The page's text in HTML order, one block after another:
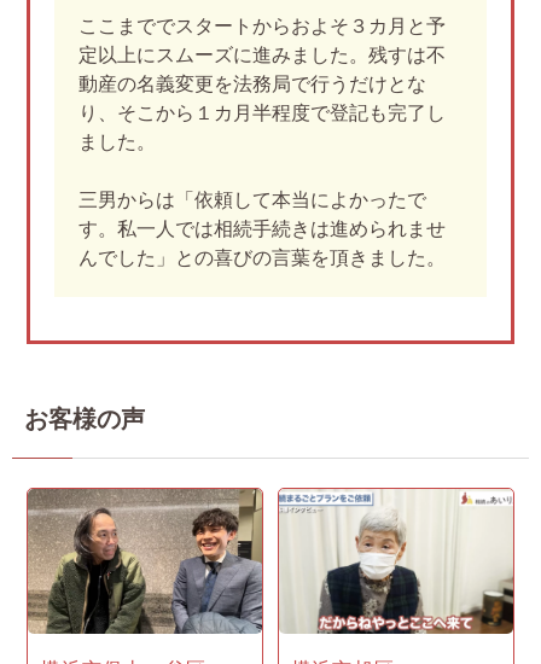
ここまででスタートからおよそ３カ月と予
定以上にスムーズに進みました。残すは不
動産の名義変更を法務局で行うだけとな
り、そこから１カ月半程度で登記も完了し
ました。
三男からは「依頼して本当によかったで
す。私一人では相続手続きは進められませ
んでした」との喜びの言葉を頂きました。
お客様の声